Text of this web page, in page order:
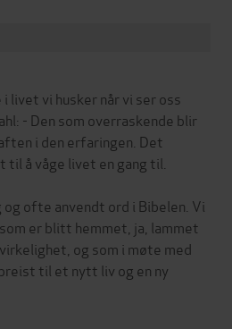
livet vi husker når vi ser oss
- Den som overraskende blir
i den erfaringen. Det
til å våge livet en gang til.
ofte anvendt ord i Bibelen. Vi
er blitt hemmet, ja, lammet
og som i møte med
til et nytt liv og en ny